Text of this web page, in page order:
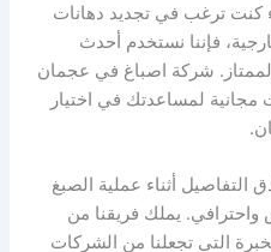
كنت ترغب في تجديد دهانات
فإننا نستخدم أحدث
شركة اصباغ في عجمان
لمساعدتك في اختيار
التفاصيل أثناء عملية الصبغ
يملك فريقنا من
التي تجعلنا من الشركات